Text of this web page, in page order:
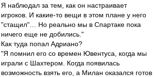
Я наблюдал за тем, как он настраивает
игроков. И какие-то вещи в этом плане у него
"стащил"… Но реально мы в Спартаке пока
ничего еще не добились."
Как туда попал Адриано?
"Я помнил его со времен Ювентуса, когда мы
играли с Шахтером. Когда появилась
возможность взять его, а Милан оказался готов